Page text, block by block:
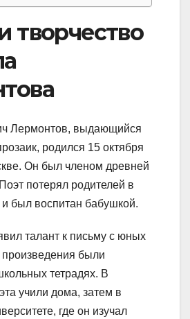
творчество
Лермонтов, выдающийся
родился 15 октября
Он был членом древней
потерял родителей в
и был воспитан бабушкой.
талант к письму с юных
произведения были
тетрадях. В
учили дома, затем в
где он изучал